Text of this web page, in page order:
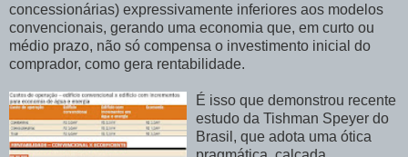
concessionárias) expressivamente inferiores aos modelos
convencionais, gerando uma economia que, em curto ou
médio prazo, não só compensa o investimento inicial do
comprador, como gera rentabilidade.
É isso que demonstrou recente
estudo da Tishman Speyer do
Brasil, que adota uma ótica